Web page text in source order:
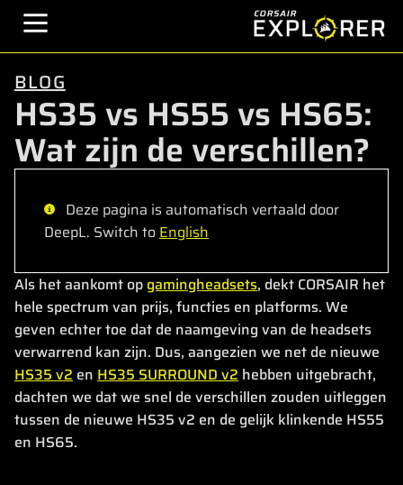
BLOG
HS35 vs HS55 vs HS65:
Wat zijn de verschillen?
Deze pagina is automatisch vertaald door
DeepL. Switch toEnglish
Als het aankomt op gamingheadsets, dekt CORSAIR het
hele spectrum van prijs, functies en platforms. We
geven echter toe dat de naamgeving van de headsets
verwarrend kan zijn. Dus, aangezien we net de nieuwe
HS35 v2 en HS35 SURROUND v2 hebben uitgebracht,
dachten we dat we snel de verschillen zouden uitleggen
tussen de nieuwe HS35 v2 en de gelijk klinkende HS55
en HS65.